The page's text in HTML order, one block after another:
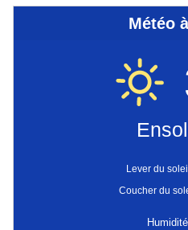
Météo
Lever du
Coucher du